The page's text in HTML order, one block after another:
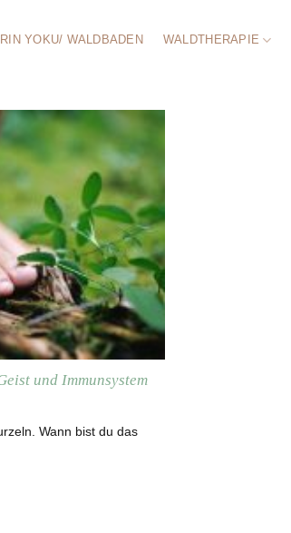
YOKU/ WALDBADEN WALDTHERAPIE
und Immunsystem
Wann bist du das